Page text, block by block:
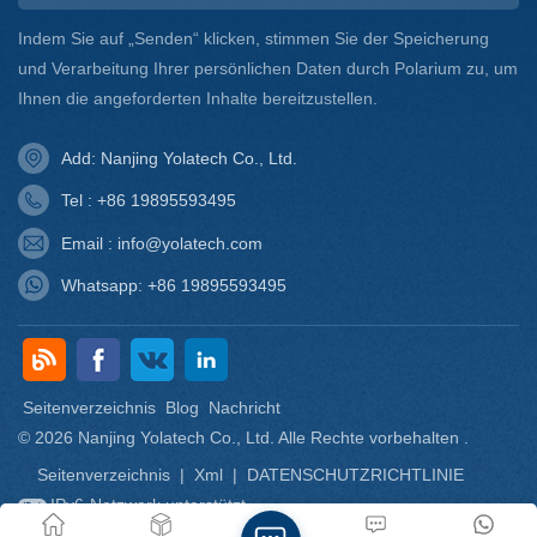
%Brechungsindex (20°C): 1,5150-1,5200Spezifisches
Gewicht (25°C): 0,97–0,99Flammpunkt: 150
°C Anwendungen DMP-30 dient als
lösemittelfreien Epoxidsystemen, einschließlich: Polyamin-
Härtungssysteme der Serie.Polyamid- und Amidoamin-
Mercaptan-(Thiol-)Serie.Epoxidhärtungssysteme der
Carbonsäureanhydrid- oder Polysulfid-Serie. Es findet
Bodenbelagsindustrie. Es dient als Katalysator für
Epoxidklebstoffe im Automobilbereich, Epoxid-Anhydrid-
Systeme und als Feststoffkatalysator für Isocyanate und
aliphatischen Aminen und Polyamiden) ist eine
nukleophile Ringöffnungsreaktion: Die Aminogruppe (-
Indem Sie auf „Senden“ klicken, stimmen Sie der Speicherung
und Verarbeitung Ihrer persönlichen Daten durch Polarium zu, um
Ihnen die angeforderten Inhalte bereitzustellen.
Add: Nanjing Yolatech Co., Ltd.
Tel : +86 19895593495
Email : info@yolatech.com
Whatsapp: +86 19895593495
Seitenverzeichnis Blog
Nachricht
© 2026 Nanjing Yolatech Co., Ltd. Alle Rechte vorbehalten .
Seitenverzeichnis | Xml |
DATENSCHUTZRICHTLINIE
IPv6-Netzwerk unterstützt